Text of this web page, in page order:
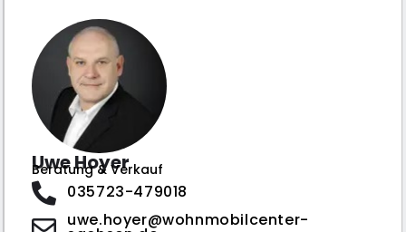
Uwe Hoyer
Beratung & Verkauf
035723-479018
uwe.hoyer@wohnmobilcenter-